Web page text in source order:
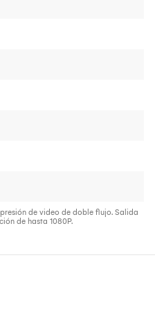
de video de doble flujo. Salida
de hasta 1080P.